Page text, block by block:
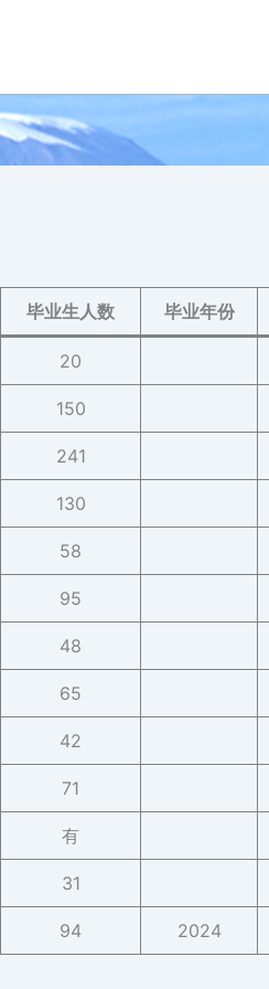
毕业生人数 毕业年份
20
150
241
130
58
95
48
65
42
71
有
31
94 2024